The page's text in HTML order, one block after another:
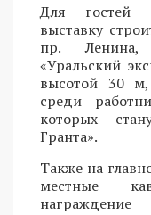
Для гостей
выставку
пр. Ленина,
«Уральский
высотой 30
среди
которых
Гранта».
Также на
местные